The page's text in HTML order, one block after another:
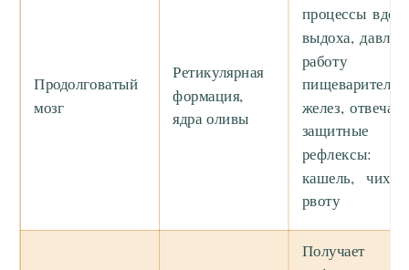
Продолговатый
мозг
Ретикулярная
формация,
ядра оливы
процессы
выдоха,
работу
желез,
защитные
рефлексы:
кашель,
рвоту
Получает